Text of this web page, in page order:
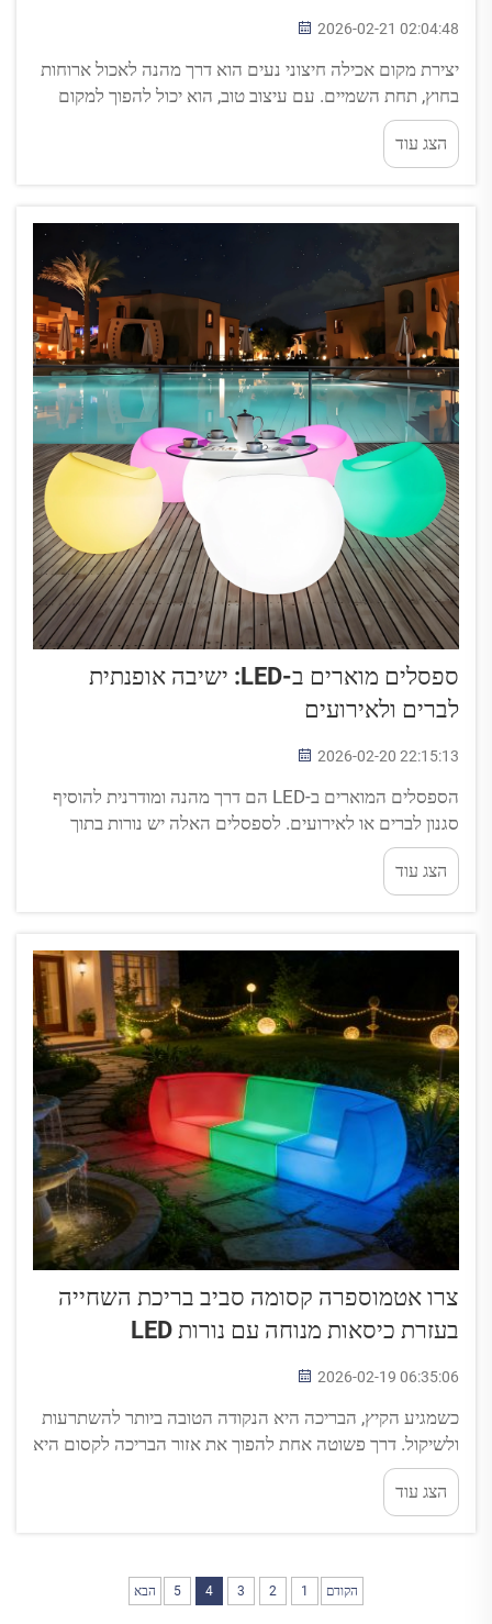
2026-02-21 02:04:48
יצירת מקום אכילה חיצוני נעים הוא דרך מהנה לאכול ארוחות
בחוץ, תחת השמיים. עם עיצוב טוב, הוא יכול להפוך למקום
מחמם לארוחות משפחתיות או לאזור חיוני לאיחוד חברים.
אחד הדברים החשובים ביותר בעיצוב זה הוא התאורה. נורות
LED מעניקות לאזור החיצוני שלך...
הצג עוד
ספסלים מוארים ב-LED: ישיבה אופנתית
לברים ולאירועים
2026-02-20 22:15:13
הספסלים המוארים ב-LED הם דרך מהנה ומודרנית להוסיף
סגנון לברים או לאירועים. לספסלים האלה יש נורות בתוך
עצמם, והם יכולים לשנות צבע כדי ליצור אטמוספרות שונות.
דמיינו שאתם יושבים על ספסל שמזדקר בצבעים זוהרים תוך
כדי שתייה עם החברים...
הצג עוד
צרו אטמוספרה קסומה סביב בריכת השחייה
בעזרת כיסאות מנוחה עם נורות LED
2026-02-19 06:35:06
כשמגיע הקיץ, הבריכה היא הנקודה הטובה ביותר להשתרעות
ולשיקול. דרך פשוטה אחת להפוך את אזור הבריכה לקסום היא
יפים ומעניקים לכל הסביבה מראה מדהים בלילה. אתם
יושבים ליד המים ורואים צבע...
הצג עוד
הקודם 1
2
3
4
5 הבא